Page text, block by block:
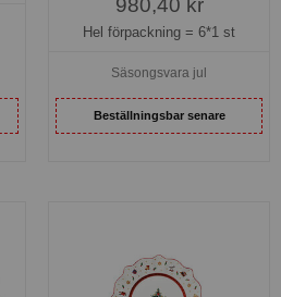
980,40 kr
Hel förpackning = 6*1 st
Säsongsvara jul
Beställningsbar senare